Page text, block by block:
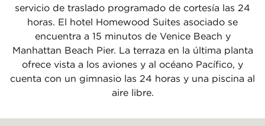
servicio de traslado programado de cortesía las 24
horas. El hotel Homewood Suites asociado se
encuentra a 15 minutos de Venice Beach y
Manhattan Beach Pier. La terraza en la última planta
ofrece vista a los aviones y al océano Pacífico, y
cuenta con un gimnasio las 24 horas y una piscina al
aire libre.